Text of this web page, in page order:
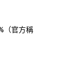
（官方稱